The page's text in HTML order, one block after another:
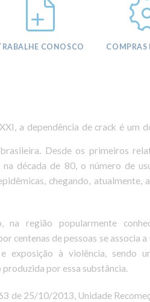
CONOSCO COMPRAS
a dependência de crack é um
Desde os primeiros
na década de 80, o número de
chegando, atualmente,
região popularmente
centenas de pessoas se associa a
exposição à violência, sendo
por essa substância.
de 25/10/2013, Unidade